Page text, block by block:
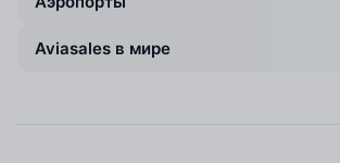
Aviasales в мире